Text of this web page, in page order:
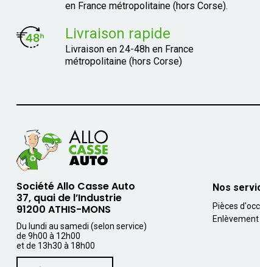
en France métropolitaine (hors Corse).
Livraison rapide
Livraison en 24-48h en France
métropolitaine (hors Corse)
Société Allo Casse Auto
37, quai de l’Industrie
91200 ATHIS-MONS
Du lundi au samedi (selon service)
de 9h00 à 12h00
et de 13h30 à 18h00
Nos
Pièces
Enlèvement